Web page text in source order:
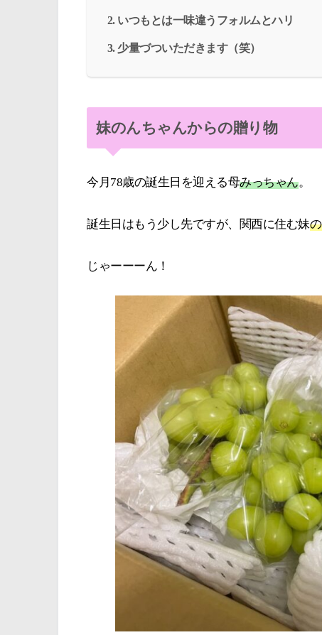
いつもとは一味違うフォルムとハリ
少量づついただきます（笑）
妹のんちゃんからの贈り物
今月78歳の誕生日を迎える母みっちゃん。
誕生日はもう少し先ですが、関西に住む妹
じゃーーーん！